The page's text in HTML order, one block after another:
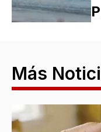
Más